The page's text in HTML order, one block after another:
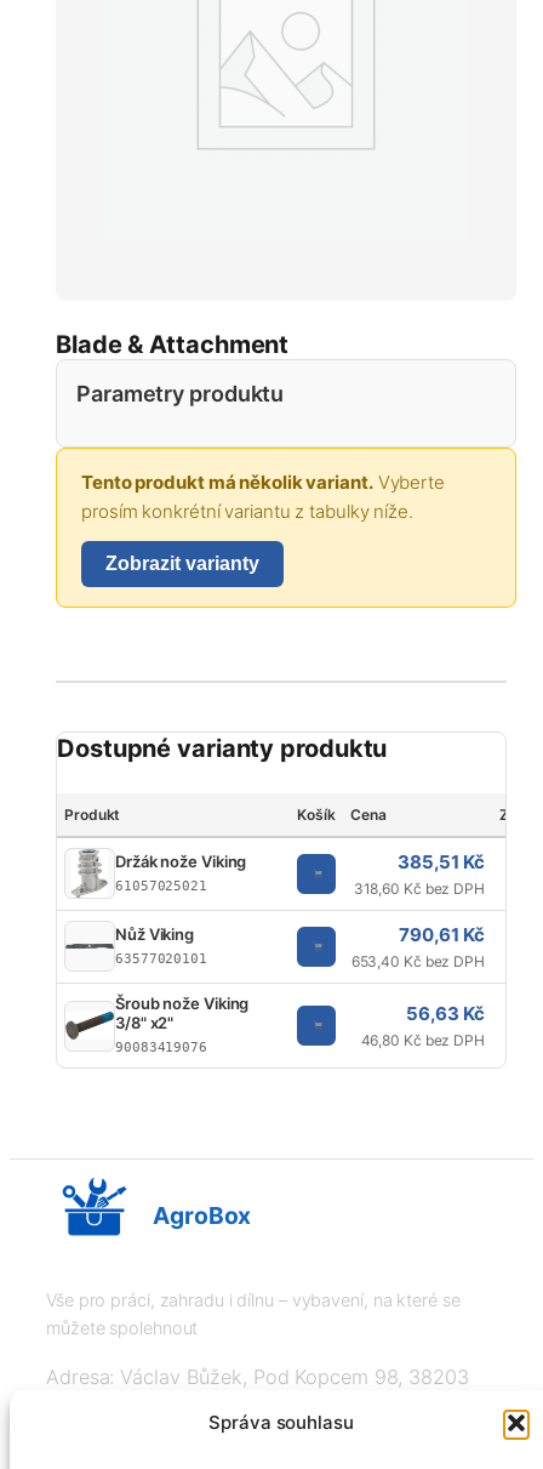
Správa souhlasu
Blade & Attachment
Parametry produktu
Tento produkt má několik variant.Vyberte
prosím konkrétní variantu z tabulky níže.
Zobrazit varianty
Dostupné varianty produktu
Produkt Košík Cena
Držák nože Viking
61057025021
385,51 Kč
318,60 Kč bez DPH
Nůž Viking
63577020101
790,61 Kč
653,40 Kč bez DPH
Šroub nože Viking
3/8" x2"
90083419076
56,63 Kč
46,80 Kč bez DPH
AgroBox
Vše pro práci, zahradu i dílnu – vybavení, na které se
můžete spolehnout
Adresa: Václav Bůžek, Pod Kopcem 98, 38203